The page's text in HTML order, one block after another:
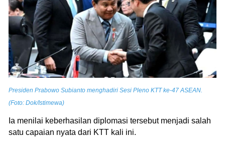
Presiden Prabowo Subianto menghadiri Sesi Pleno KTT ke-47 ASEAN.
(Foto: Dok/Istimewa)
Ia menilai keberhasilan diplomasi tersebut menjadi salah
satu capaian nyata dari KTT kali ini.